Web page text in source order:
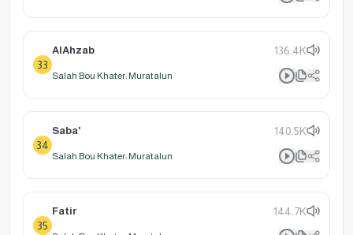
33
AlAhzab 136.4K
Salah Bou Khater: Muratalun
34
Saba' 140.5K
Salah Bou Khater: Muratalun
35
Fatir 144.7K